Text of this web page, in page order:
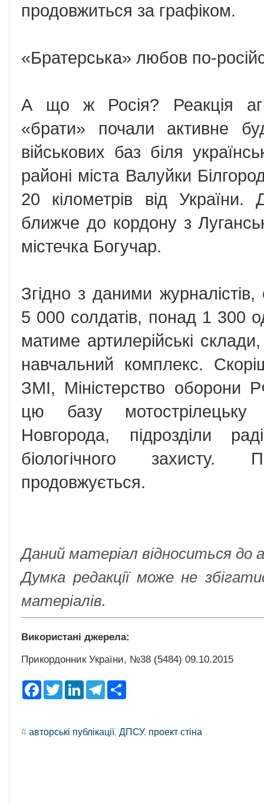
продовжиться за графіком.
«Братерська» любов по-
А що ж Росія? Реакція
«брати» почали активне
військових баз біля
районі міста Валуйки
20 кілометрів від України.
ближче до кордону з
містечка Богучар.
Згідно з даними
5 000 солдатів, понад 1 300
матиме артилерійські
навчальний комплекс.
ЗМІ, Міністерство оборони
цю базу
Новгорода, підрозділи
біологічного захисту.
продовжується.
Даний матеріал відноситься до
Думка редакції може не
матеріалів.
Використані джерела:
Прикордонник України, №38 (5484) 09.10.2015
F
a
o
T
w
e
L
d
T
r
# авторські публікації, ДПСУ, проект стіна